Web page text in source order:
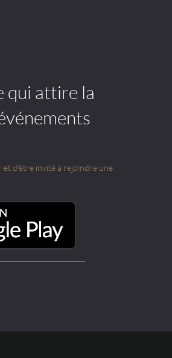
qui attire la
et d'être invité à rejoindre une